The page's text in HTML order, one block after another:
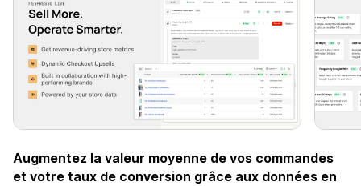
Augmentez la valeur moyenne de vos commandes
et votre taux de conversion grâce aux données en